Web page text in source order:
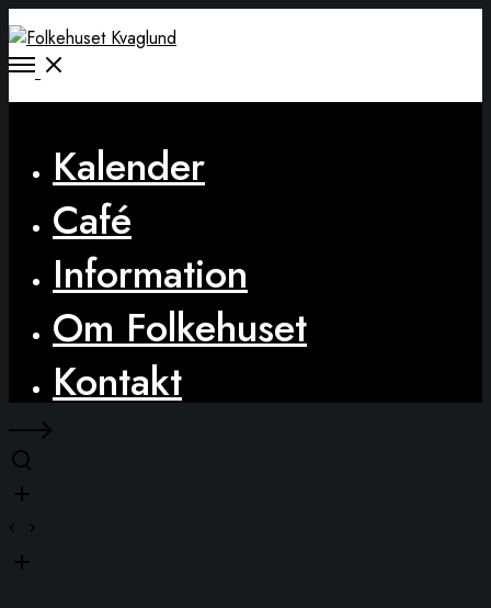
Open
Kalender
Café
Information
Om Folkehuset
Kontakt